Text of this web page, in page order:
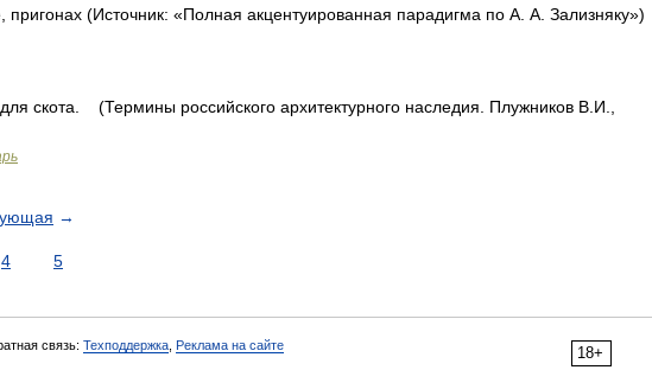
пригонах (Источник: «Полная акцентуированная парадигма по А. А. Зализняку»)
скота. (Термины российского архитектурного наследия. Плужников В.И.,
→
4 5
18+
связь: Техподдержка Реклама на сайте